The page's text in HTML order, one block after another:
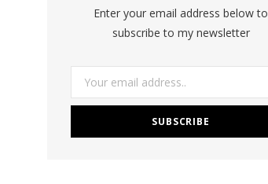
Enter your email address below to
subscribe to my newsletter